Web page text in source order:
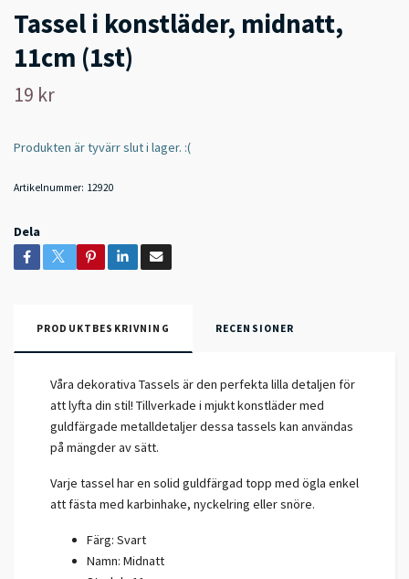
Tassel i konstläder, midnatt,
11cm (1st)
19 kr
Produkten är tyvärr slut i lager. :(
Artikelnummer: 12920
Dela
PRODUKTBESKRIVNING RECENSIONER
Våra dekorativa Tassels är den perfekta lilla detaljen för
att lyfta din stil! Tillverkade i mjukt konstläder med
guldfärgade metalldetaljer dessa tassels kan användas
på mängder av sätt.
Varje tassel har en solid guldfärgad topp med ögla enkel
att fästa med karbinhake, nyckelring eller snöre.
Färg: Svart
Namn: Midnatt